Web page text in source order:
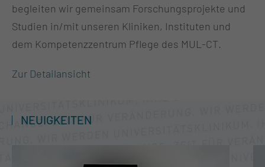
begleiten wir gemeinsam Forschungsprojekte und
Studien in/mit unseren Kliniken, Instituten und
dem Kompetenzzentrum Pflege des MUL-CT.
Zur Detailansicht
NEUIGKEITEN